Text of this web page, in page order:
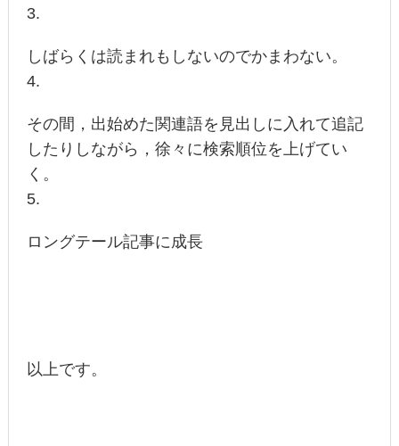
しばらくは読まれもしないのでかまわない。
その間，出始めた関連語を見出しに入れて追記
したりしながら，徐々に検索順位を上げてい
く。
ロングテール記事に成長
以上です。